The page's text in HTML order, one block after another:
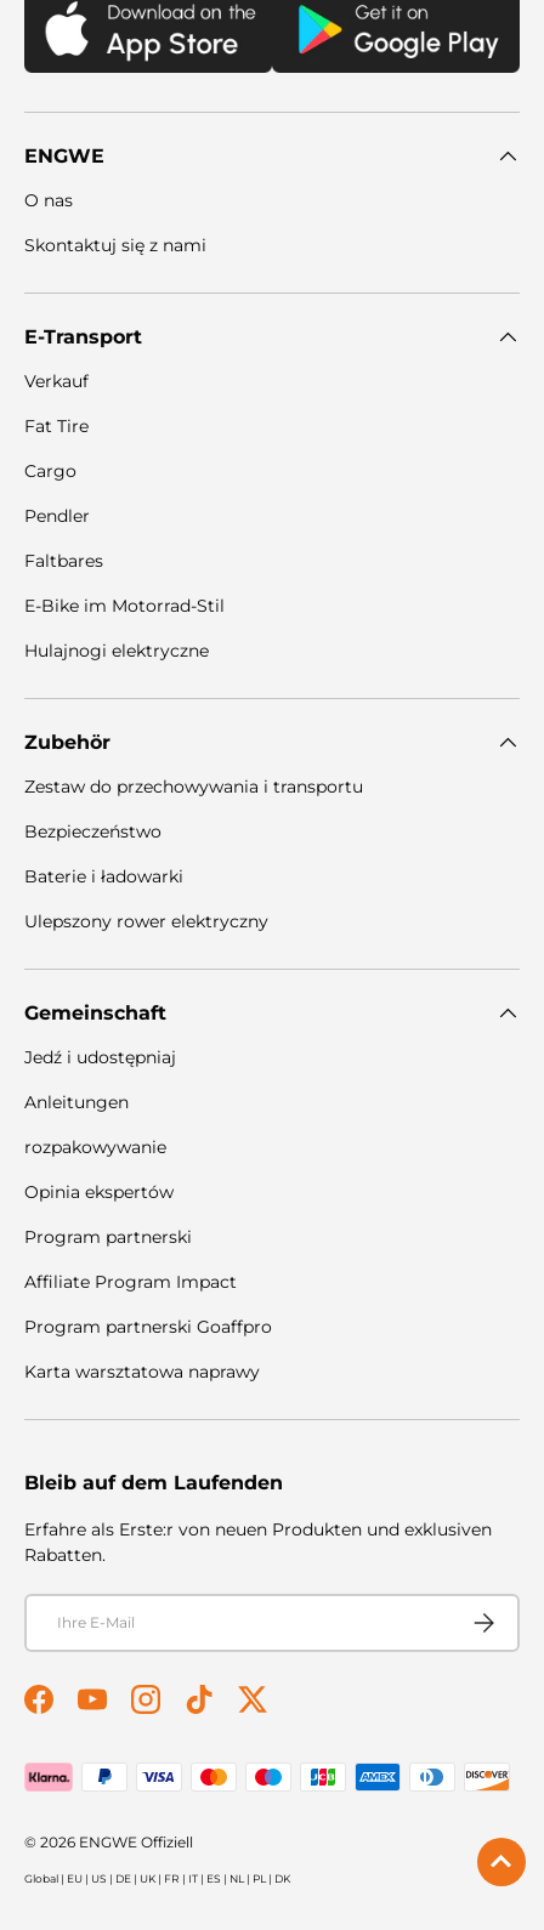
ENGWE
O nas
Skontaktuj się z nami
E-Transport
Verkauf
Fat Tire
Cargo
Pendler
Faltbares
E-Bike im Motorrad-Stil
Hulajnogi elektryczne
Zubehör
Zestaw do przechowywania i transportu
Bezpieczeństwo
Baterie i ładowarki
Ulepszony rower elektryczny
Gemeinschaft
Jedź i udostępniaj
Anleitungen
rozpakowywanie
Opinia ekspertów
Program partnerski
Affiliate Program Impact
Program partnerski Goaffpro
Karta warsztatowa naprawy
Bleib auf dem Laufenden
Erfahre als Erste:r von neuen Produkten und exklusiven
Rabatten.
E-Mail
FacebookYouTubeInstagramTikTokTwitter
Zahlungsmethoden akzeptiert
© 2026 ENGWE Offiziell
Global | EU | US | DE | UK | FR | IT | ES | NL| PL| DK